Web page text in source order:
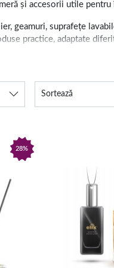
și accesorii utile
geamuri, suprafețe
practice, adaptate
Categoria include și
unei atmosfere plăcute în
nu trebuie amestecate
Sortează
28%